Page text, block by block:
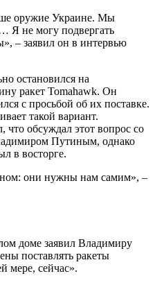
оружие Украине. Мы
Я не могу подвергать
– заявил он в интервью
остановился на
ракет Tomahawk. Он
с просьбой об их поставке.
такой вариант.
обсуждал этот вопрос со
Путиным, однако
в восторге.
они нужны нам самим», –
доме заявил Владимиру
поставлять ракеты
мере, сейчас».